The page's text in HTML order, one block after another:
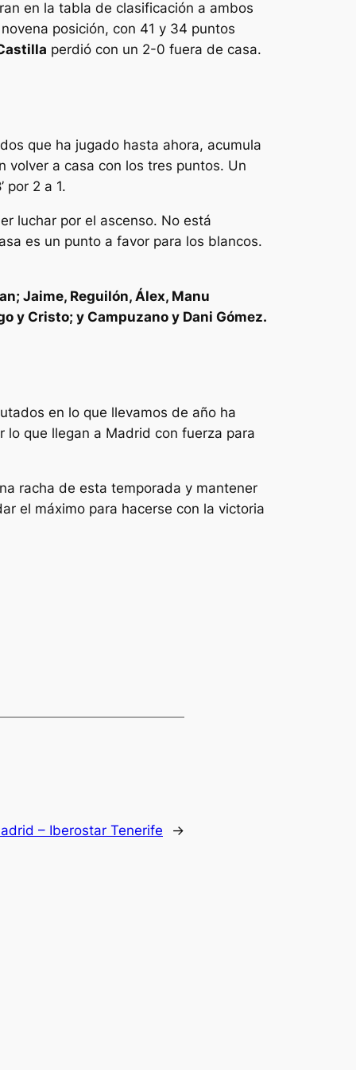
en la tabla de clasificación a ambos
posición, con 41 y 34 puntos
perdió con un 2-0 fuera de casa.
que ha jugado hasta ahora, acumula
volver a casa con los tres puntos. Un
por 2 a 1.
luchar por el ascenso. No está
es un punto a favor para los blancos.
Jaime, Reguilón, Álex, Manu
y Cristo; y Campuzano y Dani Gómez.
en lo que llevamos de año ha
que llegan a Madrid con fuerza para
racha de esta temporada y mantener
el máximo para hacerse con la victoria
– Iberostar Tenerife →